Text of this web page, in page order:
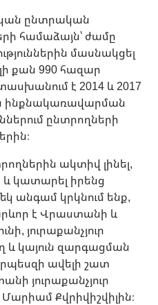
ընտրական
համաձայն՝ ժամը
մասնակցել
քան 990 հազար
է 2014 և 2017
ինքնակառավարման
ընտրողների
ակտիվ լինել,
կատարել իրենց
անգամ կրկնում ենք,
է Վրաստանի և
յուրաքանչյուր
և կայուն զարգացման
ավելի շատ
յուրաքանչյուր
Քվրիվիշվիլին։